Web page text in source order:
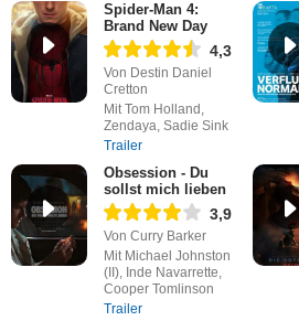
Spider-Man 4:
Brand New Day
4,3
Von Destin Daniel
Cretton
Mit Tom Holland,
Zendaya, Sadie Sink
Trailer
Obsession - Du
sollst mich lieben
3,9
Von Curry Barker
Mit Michael Johnston
(II), Inde Navarrette,
Cooper Tomlinson
Trailer